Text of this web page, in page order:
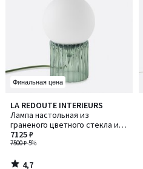
Финальная цена
LA REDOUTE INTERIEURS
Лампа настольная из
граненого цветного стекла и
опалового стекла, Dima / Дима
7500 ₽-5%
7125 ₽
4,7
/ 5
4,7